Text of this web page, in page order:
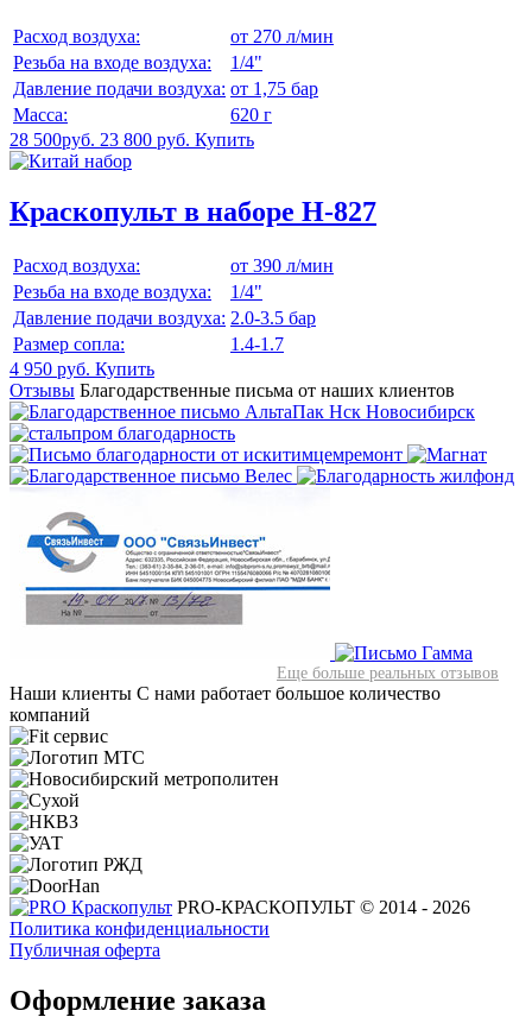
Расход воздуха:
от 270 л/мин
Резьба на входе воздуха:
1/4"
Давление подачи воздуха: от 1,75 бар
Масса:
620 г
28 500руб. 23 800 руб. Купить
Краскопульт в наборе H-827
Расход воздуха:
от 390 л/мин
Резьба на входе воздуха:
1/4"
Давление подачи воздуха: 2.0-3.5 бар
Размер сопла:
1.4-1.7
4 950 руб. Купить
Отзывы Благодарственные письма от наших клиентов
Еще больше реальных отзывов
Наши клиенты С нами работает большое количество
компаний
PRO-КРАСКОПУЛЬТ © 2014 - 2026
Политика конфиденциальности
Публичная оферта
Оформление заказа